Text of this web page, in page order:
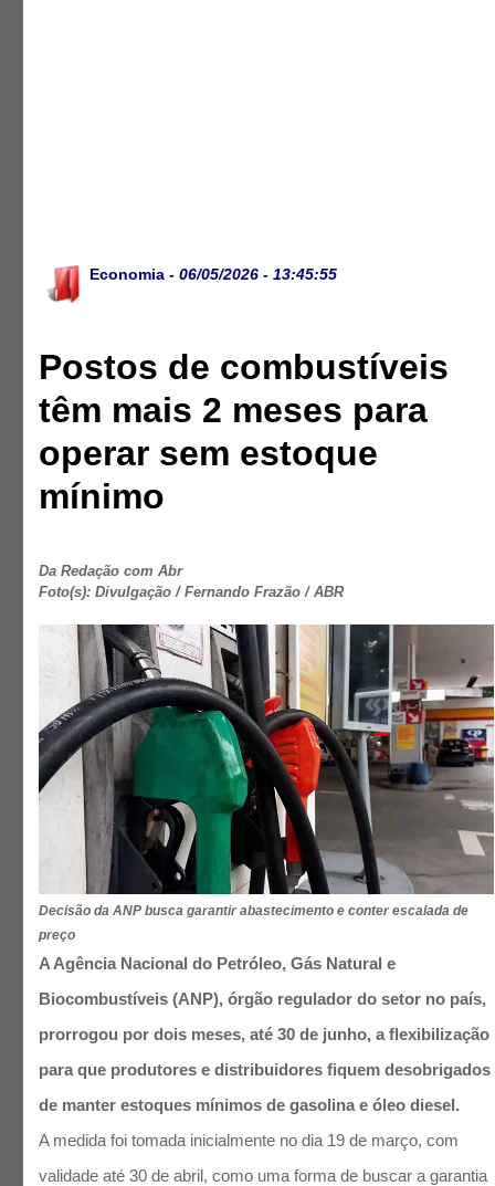
Economia - 06/05/2026 - 13:45:55
Postos de combustíveis
têm mais 2 meses para
operar sem estoque
mínimo
Da Redação com Abr
Foto(s): Divulgação / Fernando Frazão / ABR
Decisão da ANP busca garantir abastecimento e conter escalada de
preço
A Agência Nacional do Petróleo, Gás Natural e
Biocombustíveis (ANP), órgão regulador do setor no país,
prorrogou por dois meses, até 30 de junho, a flexibilização
para que produtores e distribuidores fiquem desobrigados
de manter estoques mínimos de gasolina e óleo diesel.
A medida foi tomada inicialmente no dia 19 de março, com
validade até 30 de abril, como uma forma de buscar a garantia